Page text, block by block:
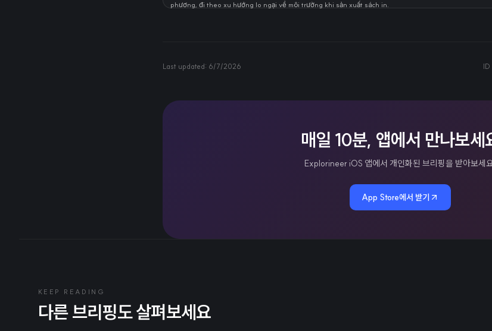
phương, đi theo xu hướng lo ngại về môi trường khi sản xuất sách in.
Last updated: 6/7/2026 ID
매일 10분, 앱에서 만나보세
Explorineer iOS 앱에서 개인화된 브리핑을 받아보세
App Store에서 받기
KEEP READING
다른 브리핑도 살펴보세요